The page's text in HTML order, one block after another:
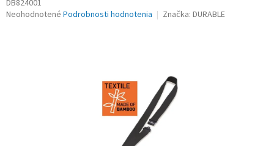
DB824001
Priemerné
Neohodnotené Podrobnosti hodnotenia Značka: DURABLE